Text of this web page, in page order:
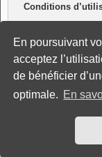
En poursuivant
acceptez
de bénéficier
optimale. En
Conditions
Inscription
Vers le site
Développé parphpBB ®
Style: Black-Silver-Split